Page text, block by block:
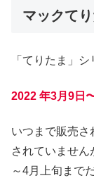
マックて
「てりたま」
2022 年3月9日
いつまで販売さ
されていません
～4月上旬まで